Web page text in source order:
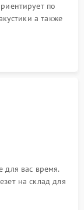
по
а также
для вас время.
на склад для